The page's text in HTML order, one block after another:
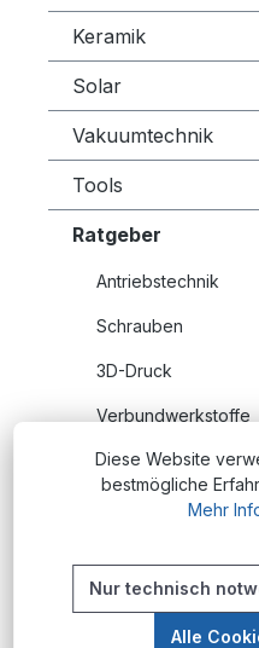
Keramik
Solar
Vakuumtechnik
Tools
Ratgeber
Antriebstechnik
Schrauben
3D-Druck
Verbundwerkstoffe
Materialbearbeitung
Ratgeber für
Diese Website
bestmögliche
Mehr
Nur technisch
Alle